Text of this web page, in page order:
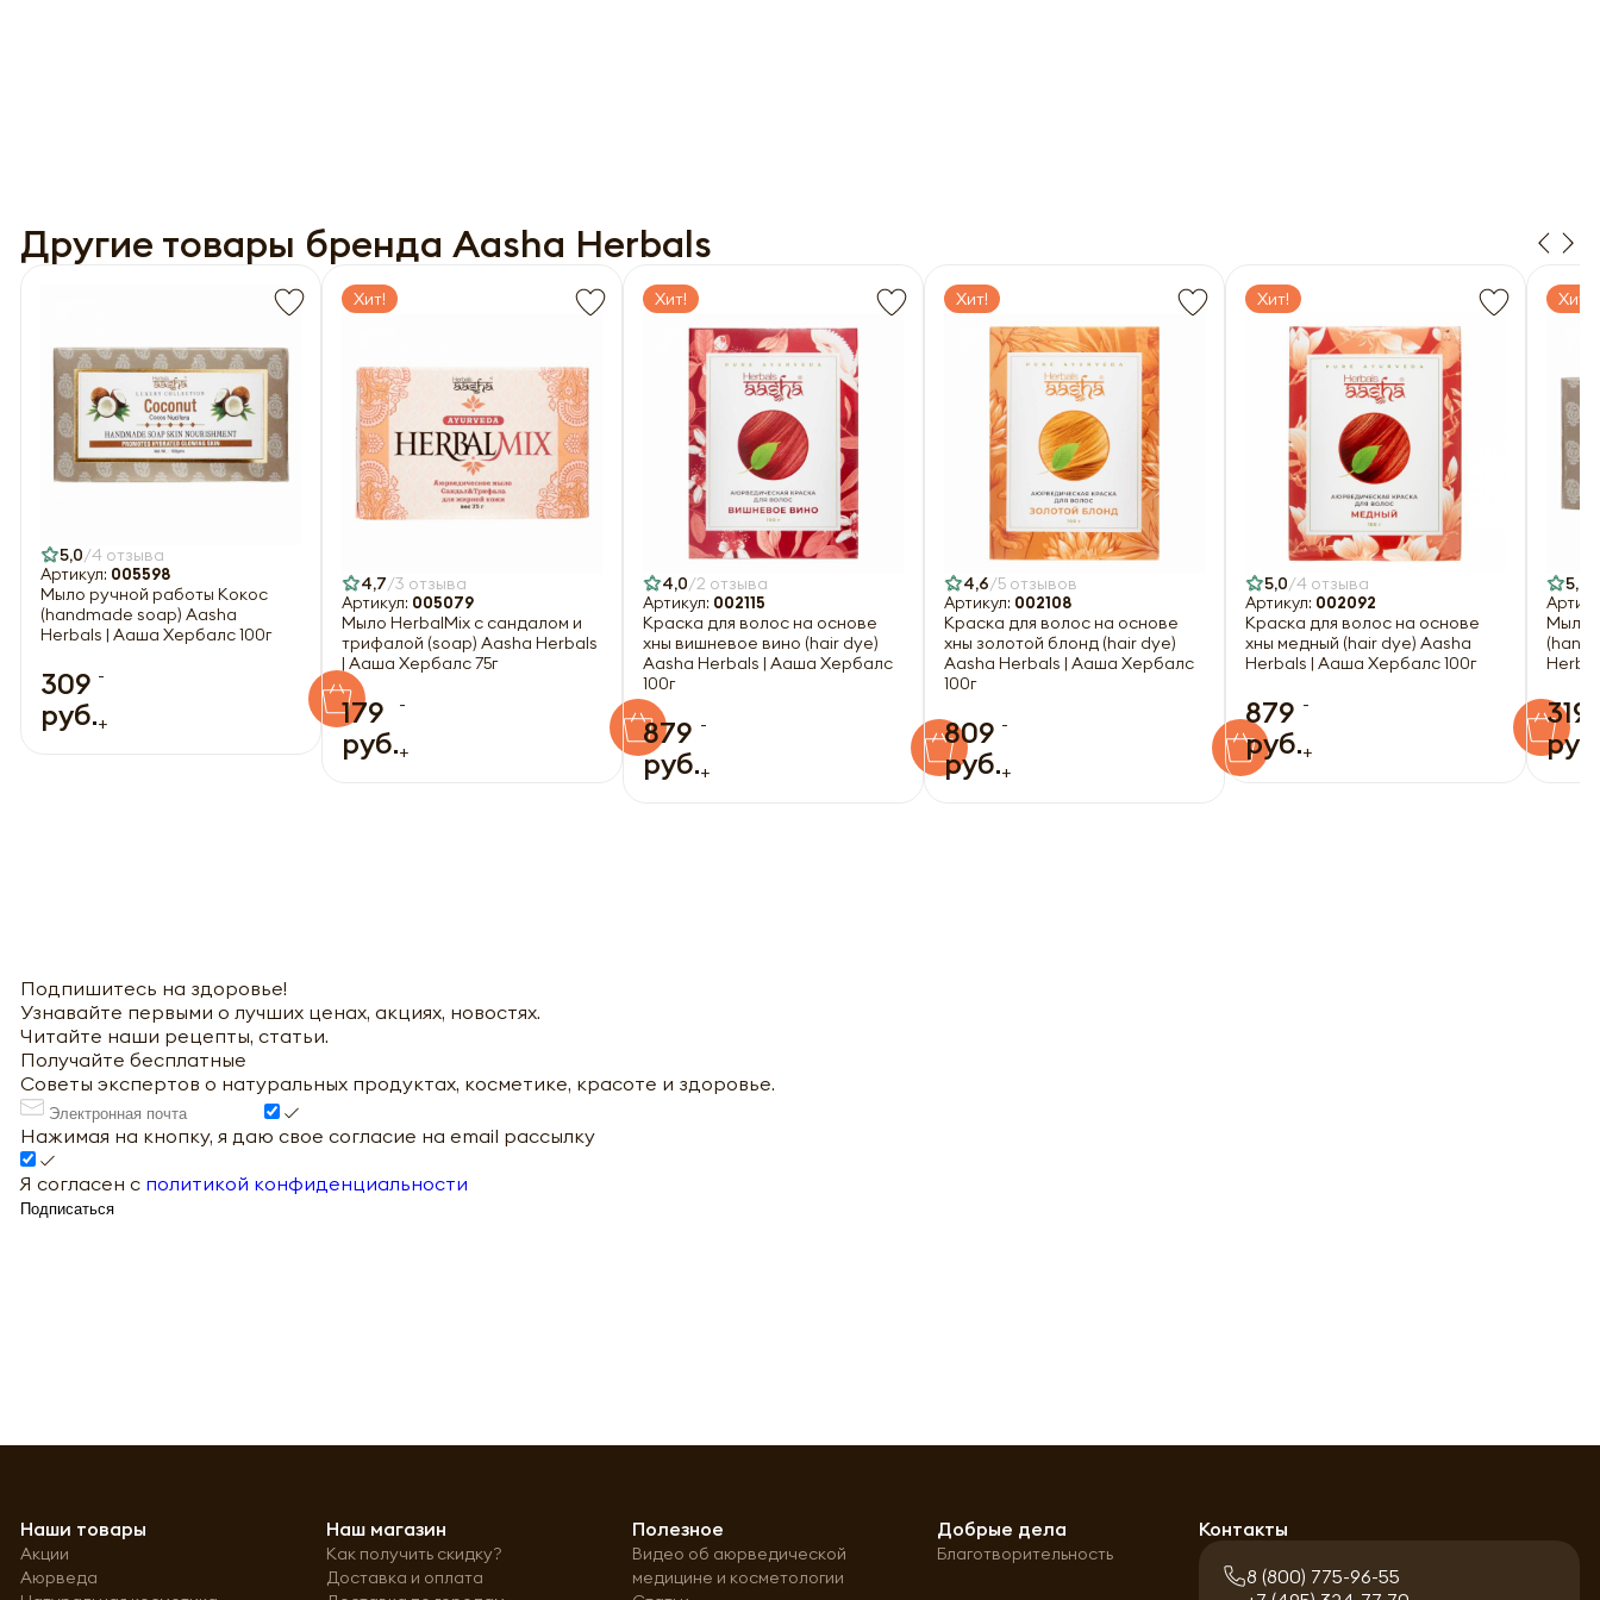
Другие товары бренда Aasha Herbals
5,0 4 отзыва
Артикул: 005598
Мыло ручной работы Кокос
(handmade soap) Aasha
Herbals | Ааша Хербалс 100г
309
руб.
-
+
Хит!
4,7 3 отзыва
Артикул: 005079
Мыло HerbаlMix с сандалом и
трифалой (soap) Aasha Herbals
| Ааша Хербалс 75г
179
руб.
-
+
Хит!
4,0 2 отзыва
Артикул: 002115
Краска для волос на основе
хны вишневое вино (hair dye)
Aasha Herbals | Ааша Хербалс
100г
879
руб.
-
+
Хит!
4,6 5 отзывов
Артикул: 002108
Краска для волос на основе
хны золотой блонд (hair dye)
Aasha Herbals | Ааша Хербалс
100г
809
руб.
-
+
Хит!
5,0 4 отзыва
Артикул: 002092
Краска для волос на основе
хны медный (hair dye) Aasha
Herbals | Ааша Хербалс 100г
879
руб.
-
+
Хит!
5,0
Мыло
319
Подпишитесь на здоровье!
Узнавайте первыми о лучших ценах, акциях, новостях.
Читайте наши рецепты, статьи.
Получайте бесплатные
Советы экспертов о натуральных продуктах, косметике, красоте и здоровье.
Нажимая на кнопку, я даю свое согласие на email рассылку
Я согласен с политикой конфиденциальности
Подписаться
Наши товары
Акции
Аюрведа
Наш магазин
Как получить скидку?
Доставка и оплата
Полезное
Видео об аюрведической
медицине и косметологии
Добрые дела
Благотворительность
Контакты
8 (800) 775-96-55